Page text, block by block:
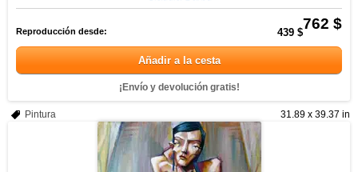
762 $
Reproducción desde: 439 $
Añadir a la cesta
¡Envío y devolución gratis!
31.89 x 39.37 in
Pintura